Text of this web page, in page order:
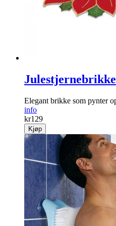
Julestjernebrikke
Elegant brikke som pynter
info
kr129
Kjøp